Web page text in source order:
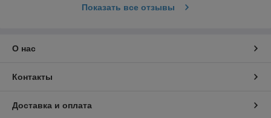
Показать все отзывы
О нас
Контакты
Доставка и оплата